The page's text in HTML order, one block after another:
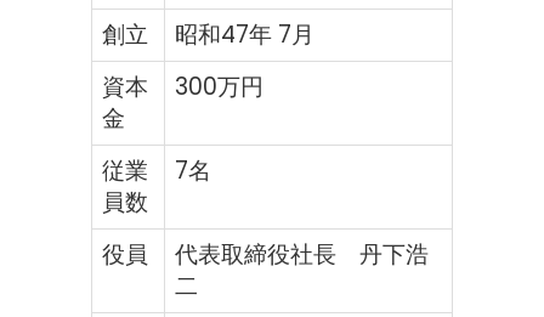
創立
昭和47年 7月
資本
金
300万円
従業
員数
7名
役員
代表取締役社長 丹下浩
二